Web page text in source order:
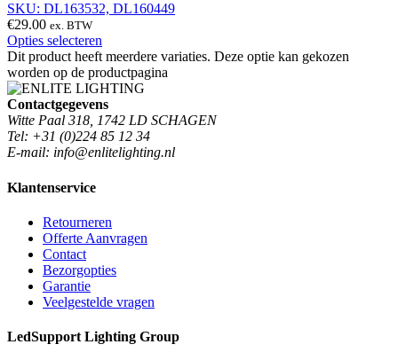
SKU: DL163532, DL160449
€29.00 ex. BTW
Opties selecteren
Dit product heeft meerdere variaties. Deze optie kan gekozen
worden op de productpagina
Contactgegevens
Witte Paal 318, 1742 LD SCHAGEN
Tel: +31 (0)224 85 12 34
E-mail: info@enlitelighting.nl
Klantenservice
Retourneren
Offerte Aanvragen
Contact
Bezorgopties
Garantie
Veelgestelde vragen
LedSupport Lighting Group